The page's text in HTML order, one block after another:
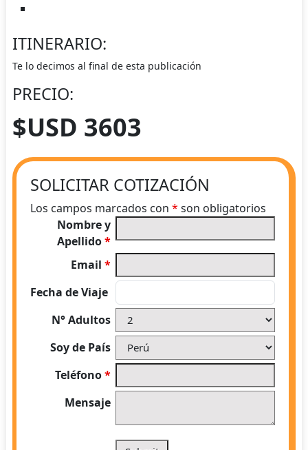
ITINERARIO:
Te lo decimos al final de esta publicación
PRECIO:
$USD 3603
SOLICITAR COTIZACIÓN
Los campos marcados con * son obligatorios
Nombre y
Apellido*
Email*
Fecha de Viaje
N° Adultos
Soy de País
Teléfono*
Mensaje